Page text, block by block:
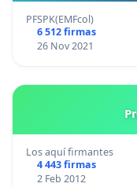
PFSPK(EMFcol)
6 512 firmas
26 Nov 2021
Los aquí firmantes
4 443 firmas
2 Feb 2012